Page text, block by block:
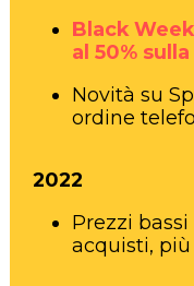
Black
al 50%
Novità su
ordine
2022
Prezzi
acquisti,